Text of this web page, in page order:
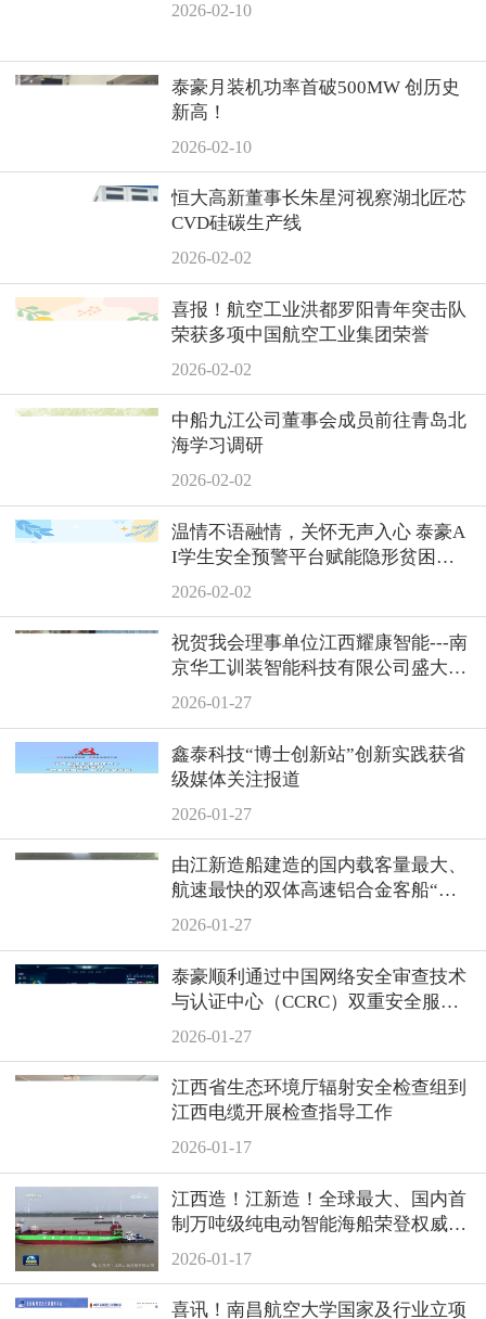
2026-02-10
泰豪月装机功率首破500MW 创历史
新高！
2026-02-10
恒大高新董事长朱星河视察湖北匠芯
CVD硅碳生产线
2026-02-02
喜报！航空工业洪都罗阳青年突击队
荣获多项中国航空工业集团荣誉
2026-02-02
中船九江公司董事会成员前往青岛北
海学习调研
2026-02-02
温情不语融情，关怀无声入心 泰豪A
I学生安全预警平台赋能隐形贫困精
准资助
2026-02-02
祝贺我会理事单位江西耀康智能---南
京华工训装智能科技有限公司盛大开
业！
2026-01-27
鑫泰科技“博士创新站”创新实践获省
级媒体关注报道
2026-01-27
由江新造船建造的国内载客量最大、
航速最快的双体高速铝合金客船“北
游36”轮顺利交付
2026-01-27
泰豪顺利通过中国网络安全审查技术
与认证中心（CCRC）双重安全服务
资质认证
2026-01-27
江西省生态环境厅辐射安全检查组到
江西电缆开展检查指导工作
2026-01-17
江西造！江新造！全球最大、国内首
制万吨级纯电动智能海船荣登权威媒
体
2026-01-17
喜讯！南昌航空大学国家及行业立项